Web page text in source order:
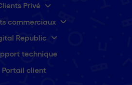
Privé
commerciaux
Republic
technique
Portail client